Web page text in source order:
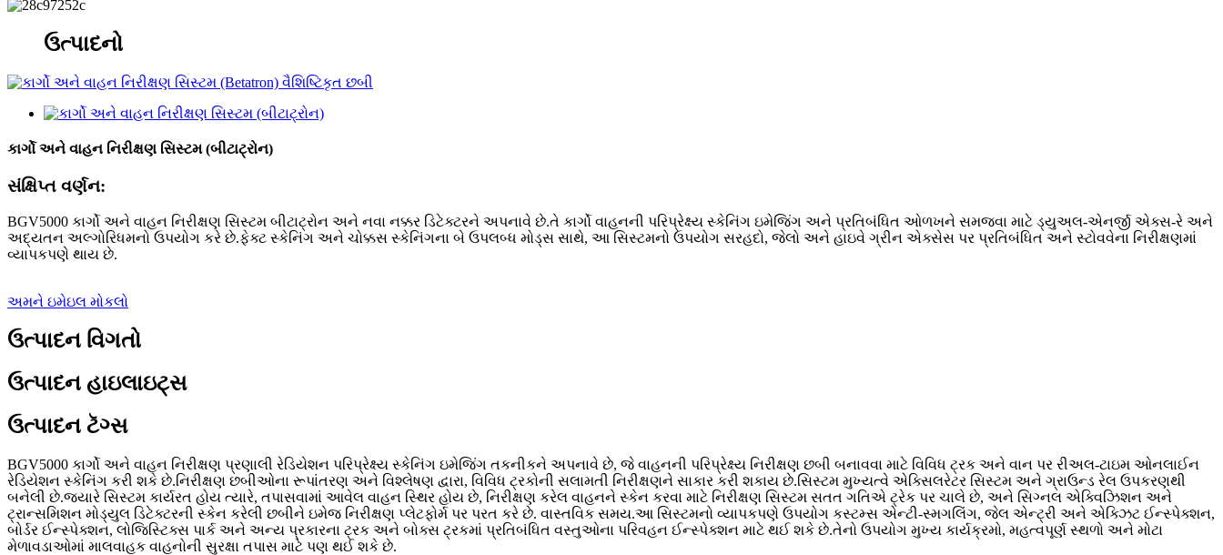
ઉત્પાદનો
કાર્ગો અને વાહન નિરીક્ષણ સિસ્ટમ (બીટાટ્રોન)
સંક્ષિપ્ત વર્ણન:
BGV5000 કાર્ગો અને વાહન નિરીક્ષણ સિસ્ટમ બીટાટ્રોન અને નવા નક્કર ડિટેક્ટરને અપનાવે છે.તે કાર્ગો વાહનની પરિપ્રેક્ષ્ય સ્કેનિંગ ઇમેજિંગ અને પ્રતિબંધિત ઓળખને સમજવા માટે ડ્યુઅલ-એનર્જી એક્સ-રે અને
અદ્યતન અલ્ગોરિધમનો ઉપયોગ કરે છે.ફેક્ટ સ્કેનિંગ અને ચોક્કસ સ્કેનિંગના બે ઉપલબ્ધ મોડ્સ સાથે, આ સિસ્ટમનો ઉપયોગ સરહદો, જેલો અને હાઇવે ગ્રીન એક્સેસ પર પ્રતિબંધિત અને સ્ટોવવેના નિરીક્ષણમાં
વ્યાપકપણે થાય છે.
અમને ઇમેઇલ મોકલો
ઉત્પાદન વિગતો
ઉત્પાદન હાઇલાઇટ્સ
ઉત્પાદન ટૅગ્સ
BGV5000 કાર્ગો અને વાહન નિરીક્ષણ પ્રણાલી રેડિયેશન પરિપ્રેક્ષ્ય સ્કેનિંગ ઇમેજિંગ તકનીકને અપનાવે છે, જે વાહનની પરિપ્રેક્ષ્ય નિરીક્ષણ છબી બનાવવા માટે વિવિધ ટ્રક અને વાન પર રીઅલ-ટાઇમ ઓનલાઈન
રેડિયેશન સ્કેનિંગ કરી શકે છે.નિરીક્ષણ છબીઓના રૂપાંતરણ અને વિશ્લેષણ દ્વારા, વિવિધ ટ્રકોની સલામતી નિરીક્ષણને સાકાર કરી શકાય છે.સિસ્ટમ મુખ્યત્વે એક્સિલરેટર સિસ્ટમ અને ગ્રાઉન્ડ રેલ ઉપકરણથી
બનેલી છે.જ્યારે સિસ્ટમ કાર્યરત હોય ત્યારે, તપાસવામાં આવેલ વાહન સ્થિર હોય છે, નિરીક્ષણ કરેલ વાહનને સ્કેન કરવા માટે નિરીક્ષણ સિસ્ટમ સતત ગતિએ ટ્રેક પર ચાલે છે, અને સિગ્નલ એક્વિઝિશન અને
ટ્રાન્સમિશન મોડ્યુલ ડિટેક્ટરની સ્કેન કરેલી છબીને ઇમેજ નિરીક્ષણ પ્લેટફોર્મ પર પરત કરે છે. વાસ્તવિક સમય.આ સિસ્ટમનો વ્યાપકપણે ઉપયોગ કસ્ટમ્સ એન્ટી-સ્મગલિંગ, જેલ એન્ટ્રી અને એક્ઝિટ ઈન્સ્પેક્શન,
બોર્ડર ઈન્સ્પેક્શન, લોજિસ્ટિક્સ પાર્ક અને અન્ય પ્રકારના ટ્રક અને બોક્સ ટ્રકમાં પ્રતિબંધિત વસ્તુઓના પરિવહન ઈન્સ્પેક્શન માટે થઈ શકે છે.તેનો ઉપયોગ મુખ્ય કાર્યક્રમો, મહત્વપૂર્ણ સ્થળો અને મોટા
મેળાવડાઓમાં માલવાહક વાહનોની સુરક્ષા તપાસ માટે પણ થઈ શકે છે.